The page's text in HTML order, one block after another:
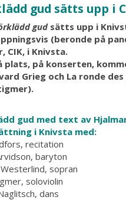
gud sätts upp i
gudsätts upp i
(beronde på
CIK, i Knivsta.
plats, på konserten,
Grieg och La ronde
gud med text av
i Knivsta med:
recitation
baryton
sopran
soloviolin
dans